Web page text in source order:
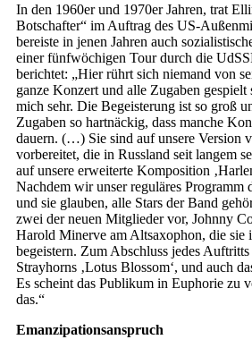
In den 1960er und 1970er Jahren, trat
Botschafter“ im Auftrag des US-
bereiste in jenen Jahren auch
einer fünfwöchigen Tour durch die
berichtet: „Hier rührt sich niemand von
ganze Konzert und alle Zugaben
mich sehr. Die Begeisterung ist so groß
Zugaben so hartnäckig, dass manche
dauern. (…) Sie sind auf unsere Version
vorbereitet, die in Russland seit langem
auf unsere erweiterte Komposition
Nachdem wir unser reguläres Programm
und sie glauben, alle Stars der Band
zwei der neuen Mitglieder vor, Johnny
Harold Minerve am Altsaxophon, die sie
begeistern. Zum Abschluss jedes
Strayhorns ‚Lotus Blossom‘, und auch
Es scheint das Publikum in Euphorie zu
das.“
Emanzipationsanspruch